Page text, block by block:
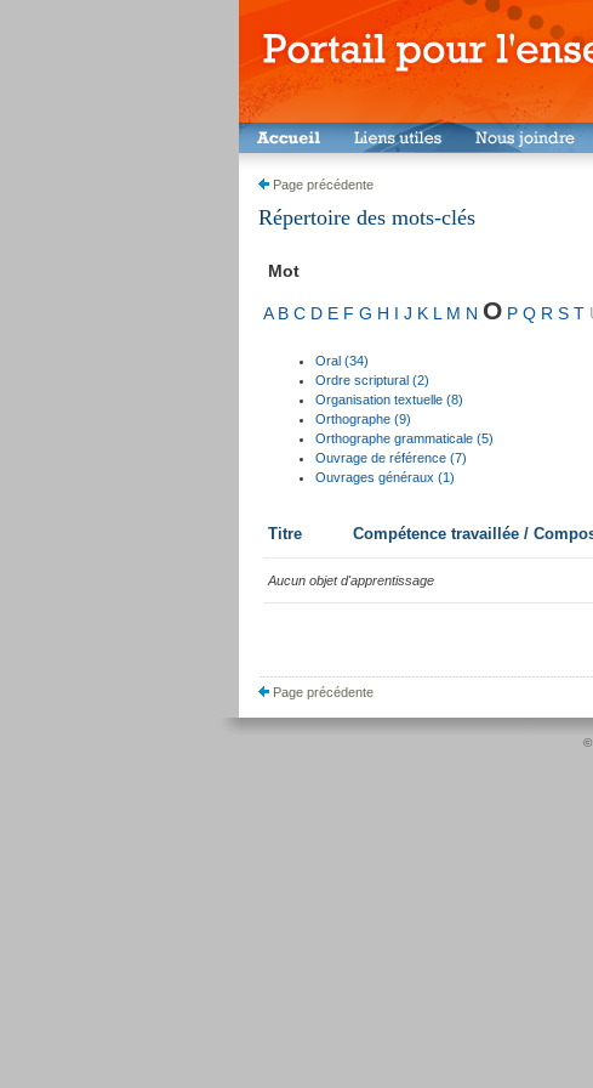
Page précédente
Répertoire des mots-clés
Mot
A B C D E F G H I J K L M N O P Q R S T
Oral (34)
Ordre scriptural (2)
Organisation textuelle (8)
Orthographe (9)
Orthographe grammaticale (5)
Ouvrage de référence (7)
Ouvrages généraux (1)
Titre Compétence travaillée /
Aucun objet d'apprentissage
Page précédente
©